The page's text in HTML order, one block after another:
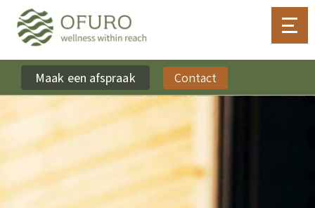
Maak een afspraak Contact